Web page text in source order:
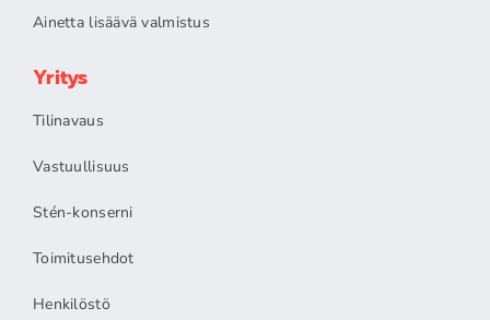
Ainetta lisäävä valmistus
Yritys
Tilinavaus
Vastuullisuus
Stén-konserni
Toimitusehdot
Henkilöstö